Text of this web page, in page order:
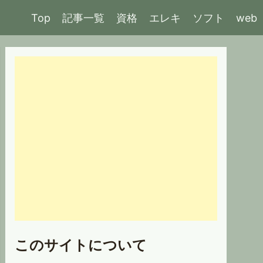
Top 記事一覧 資格 エレキ ソフト web
このサイトについて